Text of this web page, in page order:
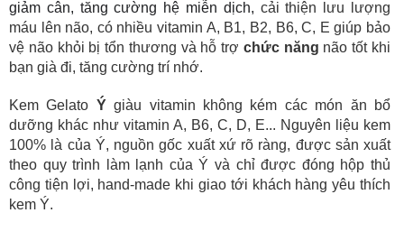
giảm cân, tăng cường hệ miễn dịch, cải thiện lưu lượng
máu lên não, có nhiều vitamin A, B1, B2, B6, C, E giúp bảo
vệ não khỏi bị tổn thương và hỗ trợ chức năng não tốt khi
bạn già đi, tăng cường trí nhớ.
Kem Gelato Ý giàu vitamin không kém các món ăn bổ
dưỡng khác như vitamin A, B6, C, D, E... Nguyên liệu kem
100% là của Ý, nguồn gốc xuất xứ rõ ràng, được sản xuất
theo quy trình làm lạnh của Ý và chỉ được đóng hộp thủ
công tiện lợi, hand-made khi giao tới khách hàng yêu thích
kem Ý.